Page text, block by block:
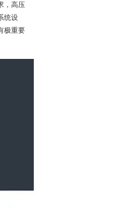
，高压
统设
极重要